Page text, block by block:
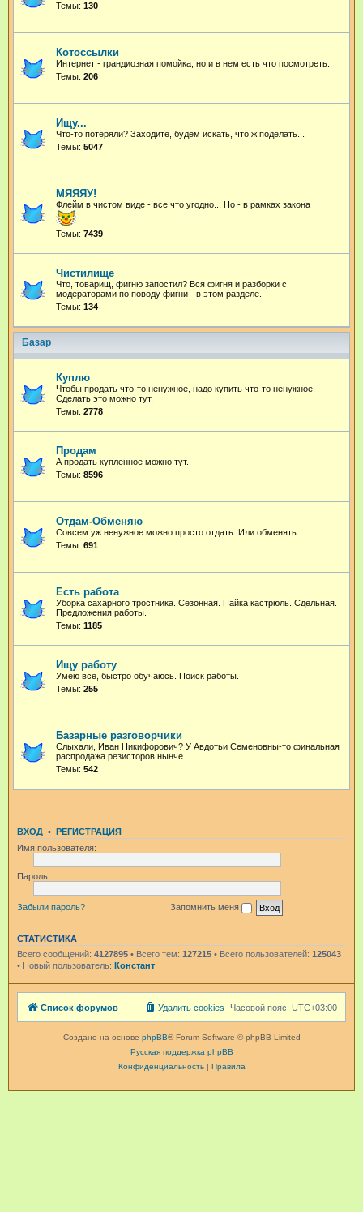
Темы: 130
Котоссылки
Интернет - грандиозная помойка, но и в нем есть что посмотреть.
Темы: 206
Ищу...
Что-то потеряли? Заходите, будем искать, что ж поделать...
Темы: 5047
МЯЯЯУ!
Флейм в чистом виде - все что угодно... Но - в рамках закона
Темы: 7439
Чистилище
Что, товарищ, фигню запостил? Вся фигня и разборки с
модераторами по поводу фигни - в этом разделе.
Темы: 134
Базар
Куплю
Чтобы продать что-то ненужное, надо купить что-то ненужное.
Сделать это можно тут.
Темы: 2778
Продам
А продать купленное можно тут.
Темы: 8596
Отдам-Обменяю
Совсем уж ненужное можно просто отдать. Или обменять.
Темы: 691
Есть работа
Уборка сахарного тростника. Сезонная. Пайка кастрюль. Сдельная.
Предложения работы.
Темы: 1185
Ищу работу
Умею все, быстро обучаюсь. Поиск работы.
Темы: 255
Базарные разговорчики
Слыхали, Иван Никифорович? У Авдотьи Семеновны-то финальная
распродажа резисторов нынче.
Темы: 542
ВХОД • РЕГИСТРАЦИЯ
Имя пользователя:
Пароль:
Забыли пароль? Запомнить меня
СТАТИСТИКА
Всего сообщений: 4127895 • Всего тем: 127215 • Всего пользователей: 125043
• Новый пользователь: Констант
Список форумов Часовой пояс: UTC+03:00
Удалить cookies
Создано на основе phpBB® Forum Software © phpBB Limited
Русская поддержка phpBB
Конфиденциальность| Правила